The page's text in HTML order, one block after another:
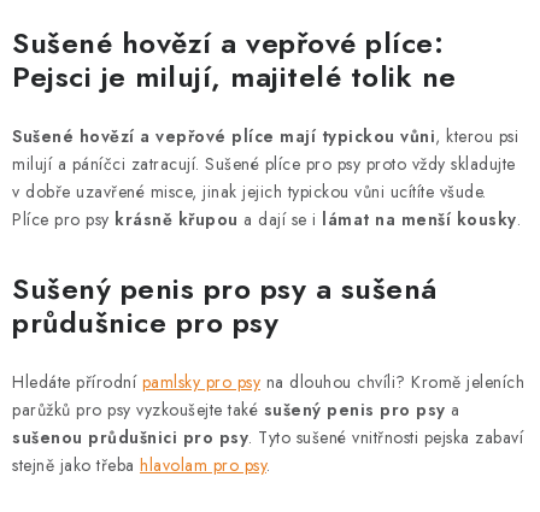
p
i
u
Sušené hovězí a vepřové plíce:
Pejsci je milují, majitelé tolik ne
Sušené hovězí a vepřové plíce mají typickou vůni, kterou psi
milují a páníčci zatracují. Sušené plíce pro psy proto vždy skladujte
v dobře uzavřené misce, jinak jejich typickou vůni ucítíte všude.
Plíce pro psy krásně křupou a dají se i lámat na menší kousky.
Sušený penis pro psy a sušená
průdušnice pro psy
Hledáte přírodní pamlsky pro psy na dlouhou chvíli? Kromě jeleních
parůžků pro psy vyzkoušejte také sušený penis pro psy a
sušenou průdušnici pro psy. Tyto sušené vnitřnosti pejska zabaví
stejně jako třeba hlavolam pro psy.